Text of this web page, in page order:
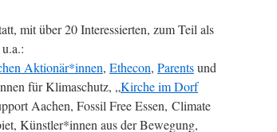
mit über 20 Interessierten, zum Teil als
Aktionär*innen, Ethecon, Parentsund
für Klimaschutz, „Kirche im Dorf
Aachen, Fossil Free Essen, Climate
Künstler*innen aus der Bewegung,